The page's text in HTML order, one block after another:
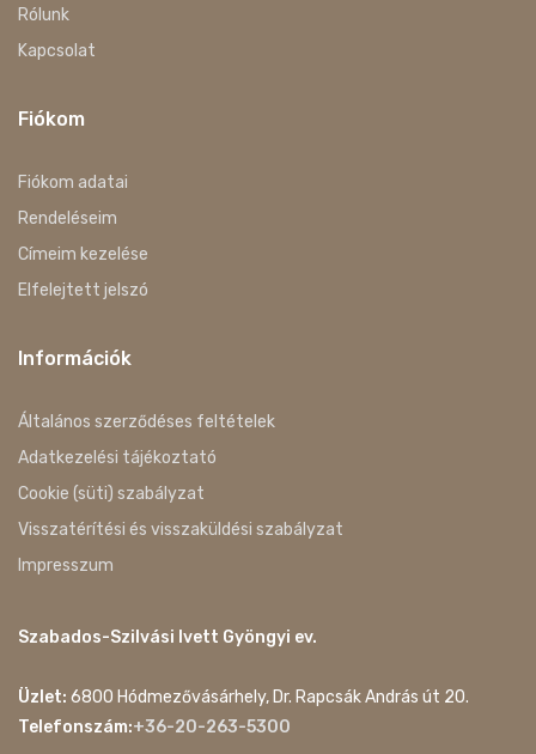
Rólunk
Kapcsolat
Fiókom
Fiókom adatai
Rendeléseim
Címeim kezelése
Elfelejtett jelszó
Információk
Általános szerződéses feltételek
Adatkezelési tájékoztató
Cookie (süti) szabályzat
Visszatérítési és visszaküldési szabályzat
Impresszum
Szabados-Szilvási Ivett Gyöngyi ev.
Üzlet: 6800 Hódmezővásárhely, Dr. Rapcsák András út 20.
Telefonszám:+36-20-263-5300